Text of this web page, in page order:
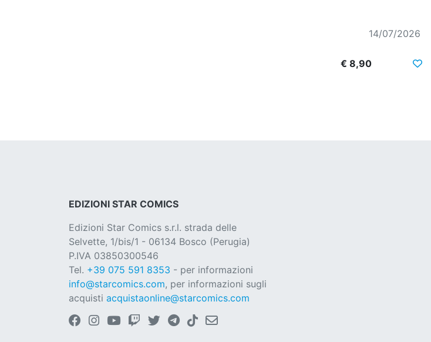
14/07/2026
€ 8,90
EDIZIONI STAR COMICS
Edizioni Star Comics s.r.l. strada delle
Selvette, 1/bis/1 - 06134 Bosco (Perugia)
P.IVA 03850300546
Tel. +39 075 591 8353 - per informazioni
info@starcomics.com, per informazioni sugli
acquisti acquistaonline@starcomics.com